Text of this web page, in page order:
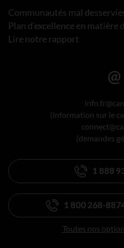
Communautés mal
Plan d’excellence en matière
Lire notre rapport
(information sur le
(demandes
1 888
1 800 268-
Toutes nos